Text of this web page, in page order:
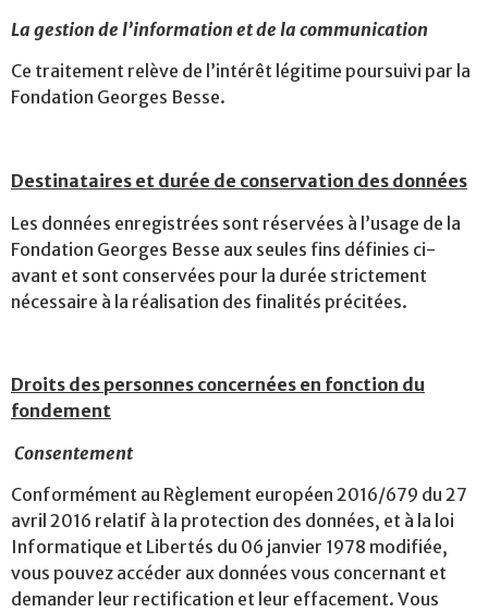
La gestion de l’information et de la communication
Ce traitement relève de l’intérêt légitime poursuivi par la
Fondation Georges Besse.
Destinataires et durée de conservation des données
Les données enregistrées sont réservées à l’usage de la
Fondation Georges Besse aux seules fins définies ci-
avant et sont conservées pour la durée strictement
nécessaire à la réalisation des finalités précitées.
Droits des personnes concernées en fonction du
fondement
Consentement
Conformément au Règlement européen 2016/679 du 27
avril 2016 relatif à la protection des données, et à la loi
Informatique et Libertés du 06 janvier 1978 modifiée,
vous pouvez accéder aux données vous concernant et
demander leur rectification et leur effacement. Vous